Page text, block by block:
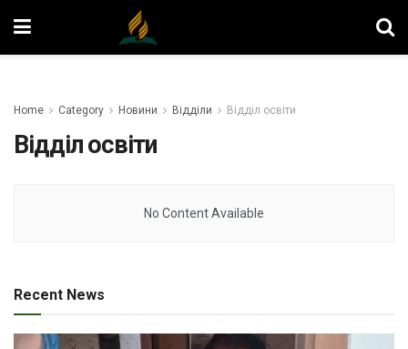
Home Category Новини Відділи Відділ освіти
Відділ освіти
No Content Available
Recent News